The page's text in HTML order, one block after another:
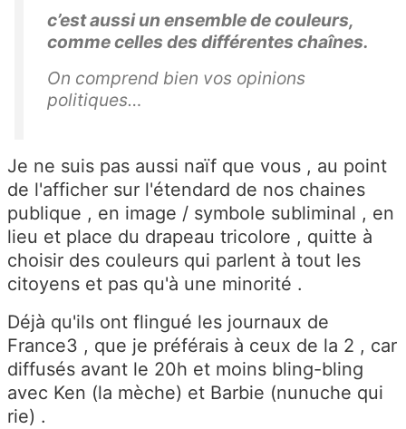
c’est aussi un ensemble de couleurs,
comme celles des différentes chaînes.
On comprend bien vos opinions
politiques…
Je ne suis pas aussi naïf que vous , au point
de l'afficher sur l'étendard de nos chaines
publique , en image / symbole subliminal , en
lieu et place du drapeau tricolore , quitte à
choisir des couleurs qui parlent à tout les
citoyens et pas qu'à une minorité .
Déjà qu'ils ont flingué les journaux de
France3 , que je préférais à ceux de la 2 , car
diffusés avant le 20h et moins bling-bling
avec Ken (la mèche) et Barbie (nunuche qui
rie) .